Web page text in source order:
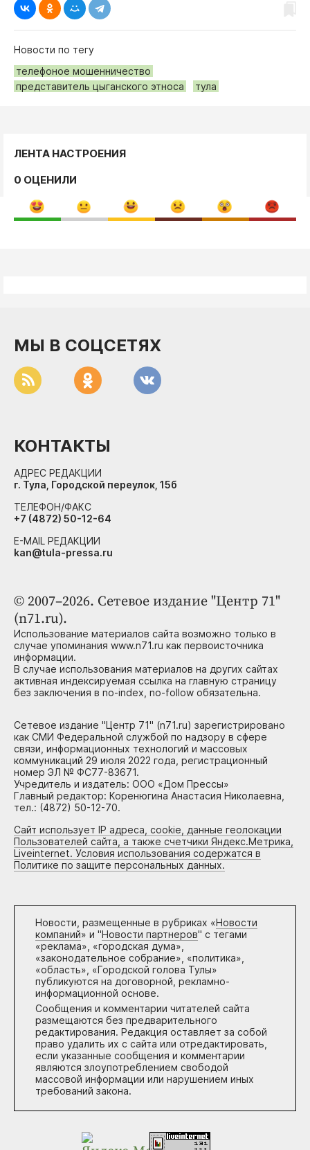
Новости по тегу
телефоное мошенничество
представитель цыганского этноса
тула
ЛЕНТА НАСТРОЕНИЯ
0 ОЦЕНИЛИ
© 2007–2026. Сетевое издание "Центр 71"
(n71.ru).
Использование материалов сайта возможно только в
случае упоминания www.n71.ru как первоисточника
информации.
В случае использования материалов на других сайтах
активная индексируемая ссылка на главную страницу
без заключения в no-index, no-follow обязательна.
Сетевое издание "Центр 71" (n71.ru) зарегистрировано
как СМИ Федеральной службой по надзору в сфере
связи, информационных технологий и массовых
коммуникаций 29 июля 2022 года, регистрационный
номер ЭЛ № ФС77-83671.
Учредитель и издатель: ООО «Дом Прессы»
Главный редактор: Коренюгина Анастасия Николаевна,
тел.: (4872) 50-12-70.
Сайт использует IP адреса, cookie, данные геолокации
Пользователей сайта, а также счетчики Яндекс.Метрика,
Liveinternet. Условия использования содержатся в
Политике по защите персональных данных.
Новости, размещенные в рубриках «Новости
компаний» и "Новости партнеров" с тегами
«реклама», «городская дума»,
«законодательное собрание», «политика»,
«область», «Городской голова Тулы»
публикуются на договорной, рекламно-
информационной основе.
Сообщения и комментарии читателей сайта
размещаются без предварительного
редактирования. Редакция оставляет за собой
право удалить их с сайта или отредактировать,
если указанные сообщения и комментарии
являются злоупотреблением свободой
массовой информации или нарушением иных
требований закона.
МЫ В СОЦСЕТЯХ
КОНТАКТЫ
АДРЕС РЕДАКЦИИ
г. Тула, Городской переулок, 15б
ТЕЛЕФОН/ФАКС
+7 (4872) 50-12-64
E-MAIL РЕДАКЦИИ
kan@tula-pressa.ru